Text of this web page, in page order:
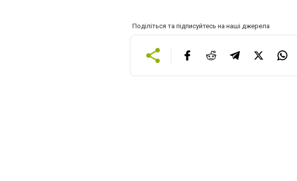
Поділіться та підписуйтесь на наші джерела